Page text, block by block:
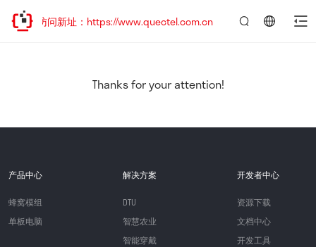
，欢迎访问新址：https://www.quectel.com.cn
Thanks for your attention!
产品中心
蜂窝模组
单板电脑
解决方案
DTU
智慧农业
智能穿戴
开发者中心
资源下载
文档中心
开发工具